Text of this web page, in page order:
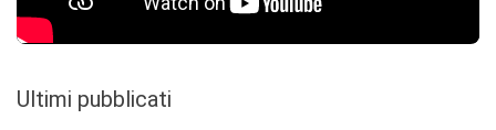
Ultimi pubblicati